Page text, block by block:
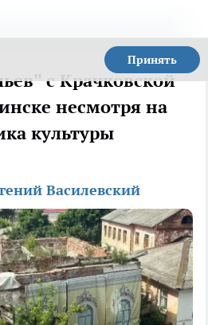
Принять
с Крачковской
несмотря на
культуры
Василевский